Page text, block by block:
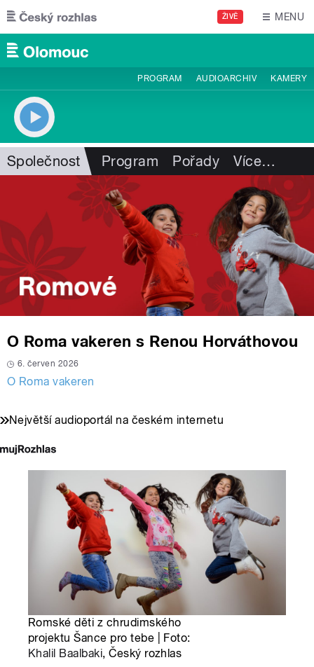
Přejít k hlavnímu obsahu
ŽIVĚ MENU
PROGRAM AUDIOARCHIV KAMERY
Společnost Program Pořady Více…
O Roma vakeren s Renou Horváthovou
6. červen 2026
O Roma vakeren
Největší audioportál na českém internetu
Romské děti z chrudimského
projektu Šance pro tebe | Foto:
Khalil Baalbaki, Český rozhlas